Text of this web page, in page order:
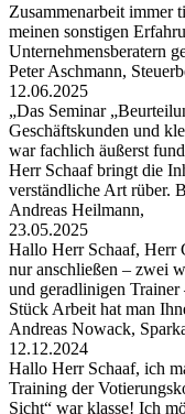
Zusammenarbeit immer
meinen sonstigen
Unternehmensberatern
Peter Aschmann,
12.06.2025
„Das Seminar
Geschäftskunden und
war fachlich äußerst
Herr Schaaf bringt die
verständliche Art rüber.
Andreas Heilmann,
23.05.2025
Hallo Herr Schaaf, Herr
nur anschließen – zwei
und geradlinigen
Stück Arbeit hat man
Andreas Nowack,
12.12.2024
Hallo Herr Schaaf, ich
Training der
Sicht“ war klasse! Ich